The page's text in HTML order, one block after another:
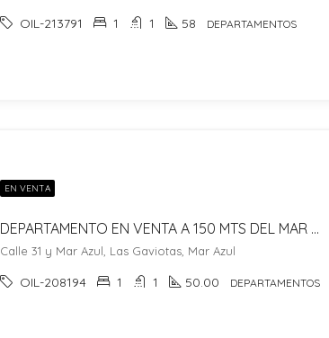
OIL-213791 1 1 58 DEPARTAMENTOS
EN VENTA
DEPARTAMENTO EN VENTA A 150 MTS DEL MAR EN LAS GAVIOTAS
Calle 31 y Mar Azul, Las Gaviotas, Mar Azul
OIL-208194 1 1 50.00 DEPARTAMENTOS